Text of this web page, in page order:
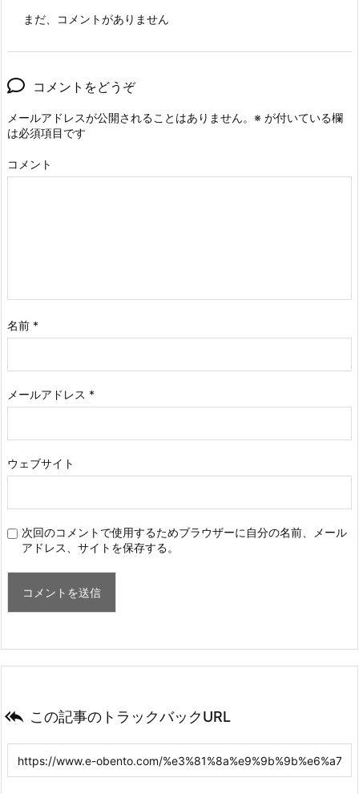
まだ、コメントがありません
コメントをどうぞ
メールアドレスが公開されることはありません。 ※ が付いている欄
は必須項目です
コメント
名前 *
メールアドレス *
ウェブサイト
次回のコメントで使用するためブラウザーに自分の名前、メール
アドレス、サイトを保存する。
 この記事のトラックバックURL